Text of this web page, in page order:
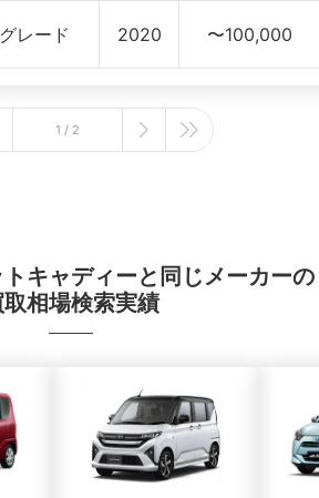
レード 2020 〜100,000
1 / 2
キャディーと同じメーカーの
取相場検索実績